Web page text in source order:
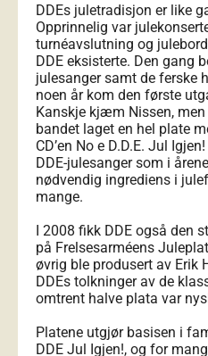
DDEs juletradisjon er like
Opprinnelig var
turnéavslutning og
DDE eksisterte. Den gang
julesanger samt de ferske
noen år kom den første
Kanskje kjæm Nissen,
bandet laget en hel plate
CD’en No e D.D.E. Jul
DDE-julesanger som i
nødvendig ingrediens i
mange.
I 2008 fikk DDE også den
på Frelsesarméens
øvrig ble produsert av Erik
DDEs tolkninger av de
omtrent halve plata var
Platene utgjør basisen i
DDE Jul Igjen!, og for